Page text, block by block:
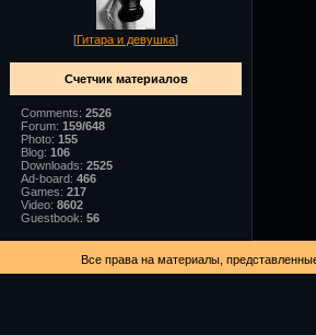
[Гитара и девушка]
Счетчик материалов
Comments: 2526
Forum: 159/648
Photo: 155
Blog: 106
Downloads: 2525
Ad-board: 466
Games: 217
Video: 8602
Guestbook: 56
Все права на материалы,